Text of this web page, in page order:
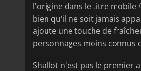
l'origine dans le titre mobile
bien qu'il ne soit jamais
ajoute une touche de
personnages moins connus
Shallot n'est pas le premier